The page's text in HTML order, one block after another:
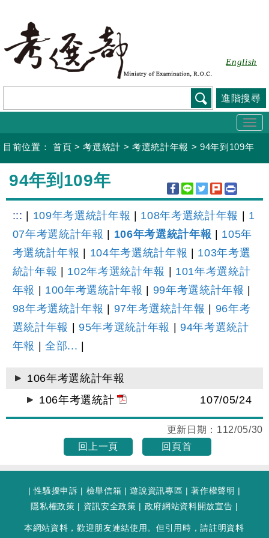
要
容
English
進階搜尋
目前位置： 首頁 >考選統計 >考選統計年報 >94年到109年
94年到109年
::: 109年考選統計年報 108年考選統計年報
1
07年考選統計年報
106年考選統計年報
105年
考選統計年報
104年考選統計年報
103年考選
統計年報
102年考選統計年報
101年考選統計
年報
100年考選統計年報 99年考選統計年報
98年考選統計年報
97年考選統計年報
96年考
選統計年報
|95年考選統計年報 |94年考選統計
年報
|全部...
106年考選統計年報
106年考選統計
107/05/24
更新日期： 112/05/30
回上一頁
回頁首
|性騷擾申訴 | 檢舉信箱 |遊說資訊專區 |著作權聲明 |
隱私權政策 | 資訊安全政策 | 政府網站資料開放宣告 |
本網站資料，歡迎朋友連結使用。但引用時，請註明資料